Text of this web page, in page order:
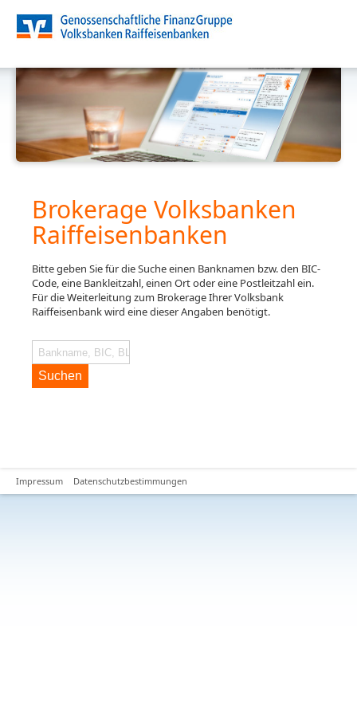
Brokerage Volksbanken
Raiffeisenbanken
Bitte geben Sie für die Suche einen Banknamen bzw. den BIC-
Code, eine Bankleitzahl, einen Ort oder eine Postleitzahl ein.
Für die Weiterleitung zum Brokerage Ihrer Volksbank
Raiffeisenbank wird eine dieser Angaben benötigt.
Suchen
Impressum Datenschutzbestimmungen